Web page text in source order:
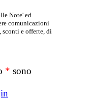
Note' ed
comunicazioni
e offerte, di
* sono